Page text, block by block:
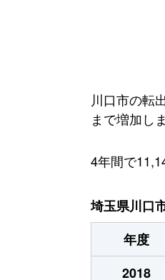
川口市の転
まで増加し
4年間で
埼玉県川口
年度
2018